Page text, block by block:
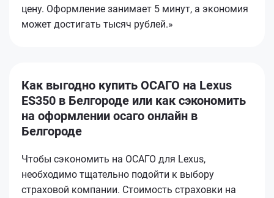
цену. Оформление занимает 5 минут, а экономия
может достигать тысяч рублей.»
Как выгодно купить ОСАГО на Lexus
ES350 в Белгороде или как сэкономить
на оформлении осаго онлайн в
Белгороде
Чтобы сэкономить на ОСАГО для Lexus,
необходимо тщательно подойти к выбору
страховой компании. Стоимость страховки на